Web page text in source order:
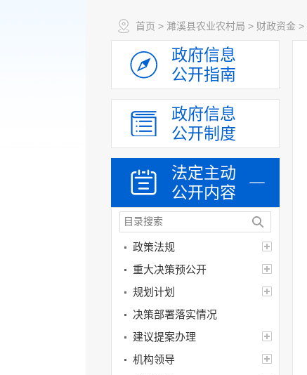
首页 > 濉溪县农业农村局 > 财政资金 >
政府信息
公开指南
政府信息
公开制度
法定主动
公开内容
政策法规
重大决策预公开
规划计划
决策部署落实情况
建议提案办理
机构领导